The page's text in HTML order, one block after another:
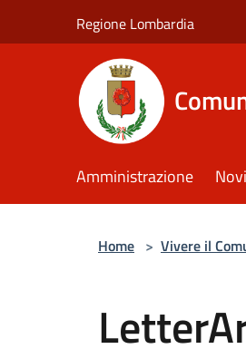
Regione Lombardia
Amministrazione
Home > Vivere il